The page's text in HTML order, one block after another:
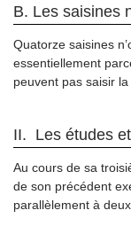
B. Les saisines
Quatorze saisines
essentiellement
peuvent pas saisir la
II. Les études
Au cours de sa
de son précédent
parallèlement à